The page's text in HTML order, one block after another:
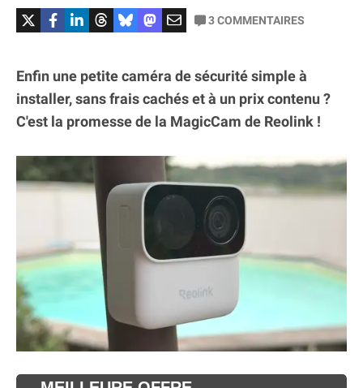
3COMMENTAIRES
Enfin une petite caméra de sécurité simple à
installer, sans frais cachés et à un prix contenu ?
C'est la promesse de la MagicCam de Reolink !